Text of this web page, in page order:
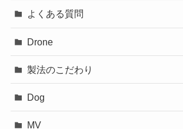
よくある質問
Drone
製法のこだわり
Dog
MV